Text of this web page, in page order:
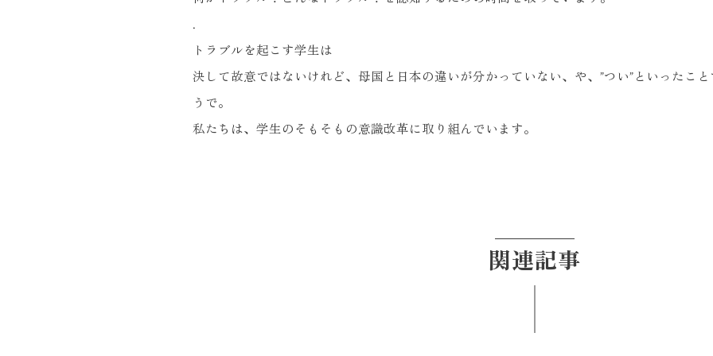
.
トラブルを起こす学生は
決して故意ではないけれど、母国と日本の違いが分かっていない、や、”つい”といったこ
うで。
私たちは、学生のそもそもの意識改革に取り組んでいます。
関連記事